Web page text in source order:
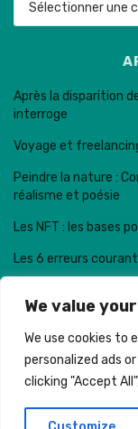
We value
We use cookies to
personalized ads
clicking "Accept
Après la disparition
interroge
Voyage et
Peindre la nature :
réalisme et poésie
Les NFT : les bases
Les 6 erreurs
Trail de
MENTIONS